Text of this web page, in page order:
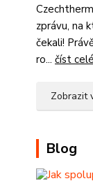
zprávu, na
čekali!
ro... číst celé
Zobrazit
Blog